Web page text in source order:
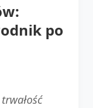
po